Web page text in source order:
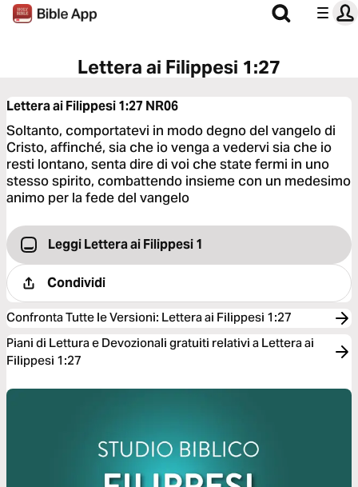
Lettera ai Filippesi 1:27
Lettera ai Filippesi 1:27 NR06
Soltanto, comportatevi in modo degno del vangelo di
Cristo, affinché, sia che io venga a vedervi sia che io
resti lontano, senta dire di voi che state fermi in uno
stesso spirito, combattendo insieme con un medesimo
animo per la fede del vangelo
Leggi Lettera ai Filippesi 1
Condividi
Confronta Tutte le Versioni: Lettera ai Filippesi 1:27
Piani di Lettura e Devozionali gratuiti relativi a Lettera ai
Filippesi 1:27